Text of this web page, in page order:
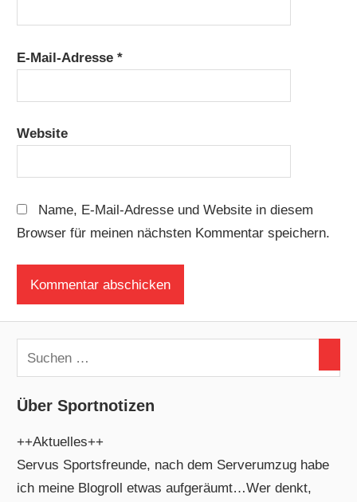
E-Mail-Adresse*
Website
Name, E-Mail-Adresse und Website in diesem
Browser für meinen nächsten Kommentar speichern.
Über Sportnotizen
++Aktuelles++
Servus Sportsfreunde, nach dem Serverumzug habe
ich meine Blogroll etwas aufgeräumt…Wer denkt,